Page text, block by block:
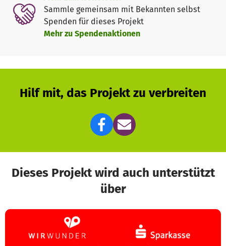
Sammle gemeinsam mit Bekannten selbst
Spenden für dieses Projekt
Mehr zu Spendenaktionen
Hilf mit, das Projekt zu verbreiten
Dieses Projekt wird auch unterstützt
über